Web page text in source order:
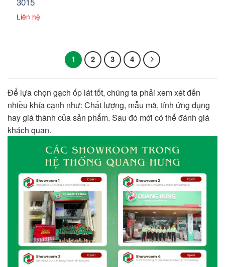
Liên hệ
1 2 3 4
Để lựa chọn gạch ốp lát tốt, chúng ta phải xem xét đến
nhiều khía cạnh như: Chất lượng, mẫu mã, tính ứng dụng
hay giá thành của sản phẩm. Sau đó mới có thể đánh giá
khách quan.